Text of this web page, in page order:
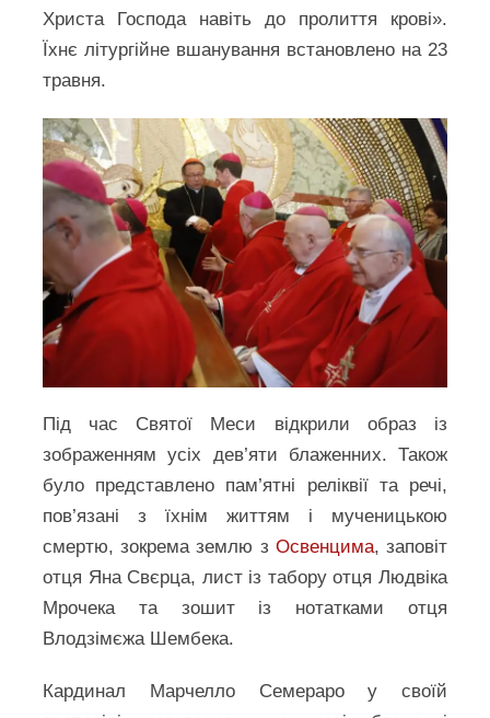
Христа Господа навіть до пролиття крові».
Їхнє літургійне вшанування встановлено на 23
травня.
Під час Святої Меси відкрили образ із
зображенням усіх дев’яти блаженних. Також
було представлено пам’ятні реліквії та речі,
пов’язані з їхнім життям і мученицькою
смертю, зокрема землю з Освенцима, заповіт
отця Яна Свєрца, лист із табору отця Людвіка
Мрочека та зошит із нотатками отця
Влодзімєжа Шембека.
Кардинал Марчелло Семераро у своїй